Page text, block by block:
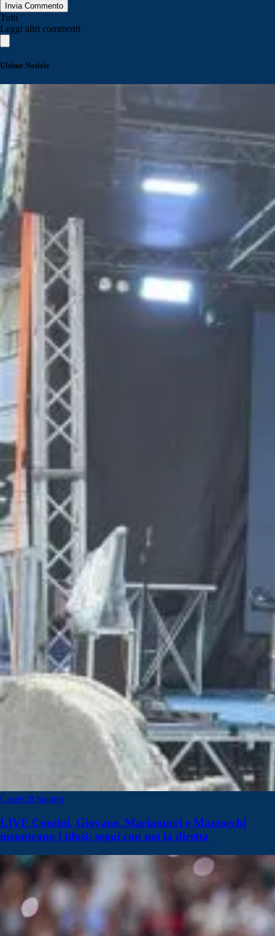
Invia Commento
Tutti
Leggi altri commenti
Ultime Notizie
Castel di Sangro
LIVE Contini, Giovane, Marianucci e Mazzocchi
incontrano i tifosi: segui con noi la diretta